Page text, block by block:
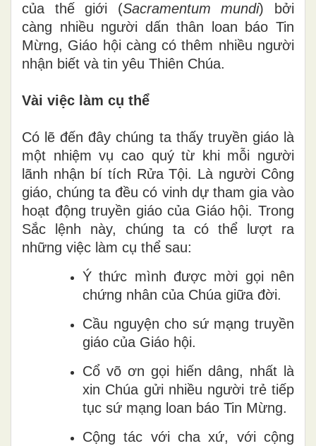
của thế giới (Sacramentum mundi) bởi
càng nhiều người dấn thân loan báo Tin
Mừng, Giáo hội càng có thêm nhiều người
nhận biết và tin yêu Thiên Chúa.
Vài việc làm cụ thể
Có lẽ đến đây chúng ta thấy truyền giáo là
một nhiệm vụ cao quý từ khi mỗi người
lãnh nhận bí tích Rửa Tội. Là người Công
giáo, chúng ta đều có vinh dự tham gia vào
hoạt động truyền giáo của Giáo hội. Trong
Sắc lệnh này, chúng ta có thể lượt ra
những việc làm cụ thể sau:
Ý thức mình được mời gọi nên
chứng nhân của Chúa giữa đời.
Cầu nguyện cho sứ mạng truyền
giáo của Giáo hội.
Cổ võ ơn gọi hiến dâng, nhất là
xin Chúa gửi nhiều người trẻ tiếp
tục sứ mạng loan báo Tin Mừng.
Cộng tác với cha xứ, với cộng